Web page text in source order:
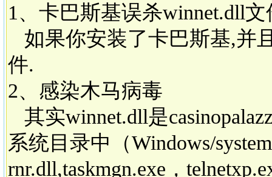
1、卡巴斯基误杀winnet.dll文
如果你安装了卡巴斯基,并
件.
2、感染木马病毒
其实winnet.dll是
系统目录中（Windows/
rnr.dll,taskmgn.exe，